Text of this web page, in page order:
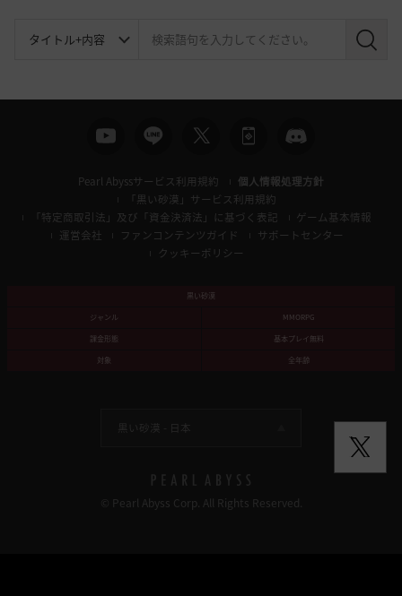
検
Pearl Abyssサービス利用規約
個人情報処理方針
「黒い砂漠」サービス利用規約
「特定商取引法」及び「資金決済法」に基づく表記
ゲーム基本情報
運営会社
ファンコンテンツガイド
サポートセンター
クッキーポリシー
黒い砂漠
ジャンル
MMORPG
課金形態
基本プレイ無料
対象
全年齢
黒い砂漠 - 日本
© Pearl Abyss Corp. All Rights Reserved.